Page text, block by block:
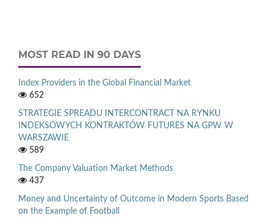
MOST READ IN 90 DAYS
Index Providers in the Global Financial Market
652
STRATEGIE SPREADU INTERCONTRACT NA RYNKU
INDEKSOWYCH KONTRAKTÓW FUTURES NA GPW W
WARSZAWIE
589
The Company Valuation Market Methods
437
Money and Uncertainty of Outcome in Modern Sports Based
on the Example of Football